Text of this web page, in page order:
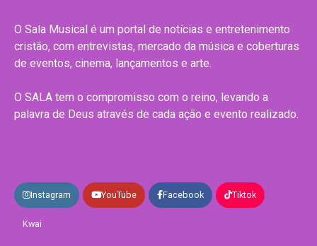
O Sala Musical é um portal de notícias e entretenimento
cristão, com entrevistas, mercado da música e coberturas
de eventos, cinema, lançamentos e arte.
O SALA tem o compromisso com o reino, levando a
palavra de Deus através de cada ação e evento realizado.
Instagram YouTube Facebook Tiktok
Kwai